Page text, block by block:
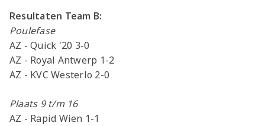
Resultaten Team B:
Poulefase
AZ - Quick '20 3-0
AZ - Royal Antwerp 1-2
AZ - KVC Westerlo 2-0
Plaats 9 t/m 16
AZ - Rapid Wien 1-1